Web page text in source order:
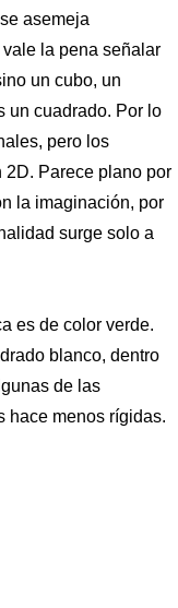
asemeja
la pena señalar
un cubo, un
un cuadrado. Por lo
pero los
Parece plano por
la imaginación, por
surge solo a
es de color verde.
blanco, dentro
de las
hace menos rígidas.